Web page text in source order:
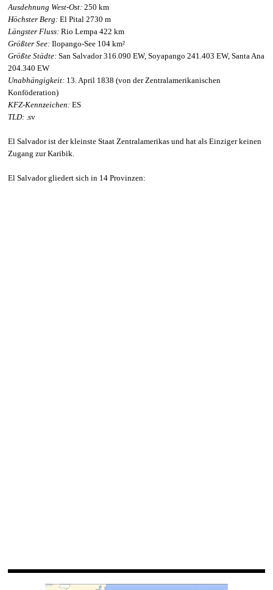
Ausdehnung West-Ost: 250 km
Höchster Berg: El Pital 2730 m
Längster Fluss: Rio Lempa 422 km
Größter See: Ilopango-See 104 km²
Größte Städte: San Salvador 316.090 EW, Soyapango 241.403 EW, Santa Ana
204.340 EW
Unabhängigkeit: 13. April 1838 (von der Zentralamerikanischen
Konföderation)
KFZ-Kennzeichen: ES
TLD: .sv
El Salvador ist der kleinste Staat Zentralamerikas und hat als Einziger keinen
Zugang zur Karibik.
El Salvador gliedert sich in 14 Provinzen: